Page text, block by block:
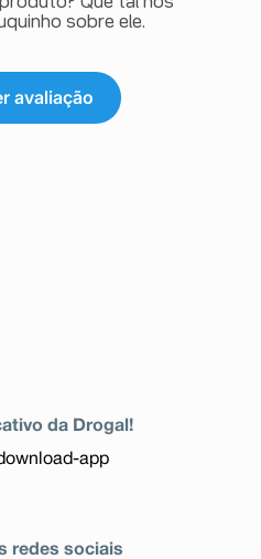
sobre ele.
avaliação
da Drogal!
redes sociais